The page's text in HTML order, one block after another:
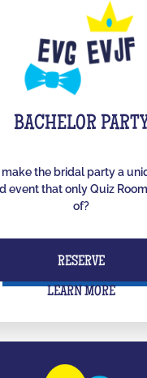
BACHELOR
make the bridal party a
event that only Quiz
of?
RESERVE
LEARN MORE